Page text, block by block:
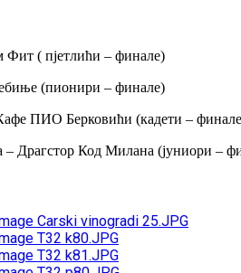
Фит ( пјетлићи – финале)
(пионири – финале)
ПИО Берковићи (кадети –
Драгстор Код Милана (јуниори –